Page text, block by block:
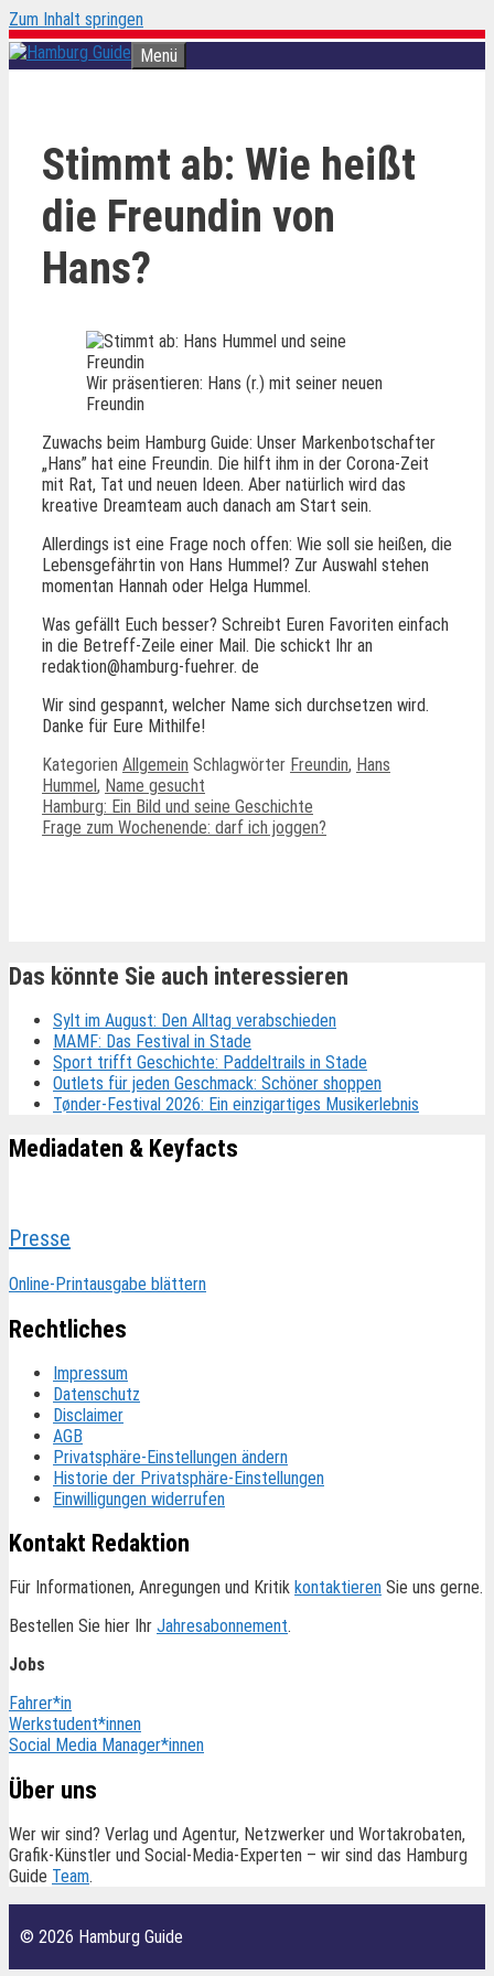
Zum Inhalt springen
Menü
Stimmt ab: Wie heißt
die Freundin von
Hans?
Wir präsentieren: Hans (r.) mit seiner neuen
Freundin
Zuwachs beim Hamburg Guide: Unser Markenbotschafter
„Hans” hat eine Freundin. Die hilft ihm in der Corona-Zeit
mit Rat, Tat und neuen Ideen. Aber natürlich wird das
kreative Dreamteam auch danach am Start sein.
Allerdings ist eine Frage noch offen: Wie soll sie heißen, die
Lebensgefährtin von Hans Hummel? Zur Auswahl stehen
momentan Hannah oder Helga Hummel.
Was gefällt Euch besser? Schreibt Euren Favoriten einfach
in die Betreff-Zeile einer Mail. Die schickt Ihr an
redaktion@hamburg-fuehrer. de
Wir sind gespannt, welcher Name sich durchsetzen wird.
Danke für Eure Mithilfe!
Kategorien Allgemein Schlagwörter Freundin, Hans
Hummel , Name gesucht
Hamburg: Ein Bild und seine Geschichte
Frage zum Wochenende: darf ich joggen?
Das könnte Sie auch interessieren
Sylt im August: Den Alltag verabschieden
MAMF: Das Festival in Stade
Sport trifft Geschichte: Paddeltrails in Stade
Outlets für jeden Geschmack: Schöner shoppen
Tønder-Festival 2026: Ein einzigartiges Musikerlebnis
Mediadaten & Keyfacts
Presse
Online-Printausgabe blättern
Rechtliches
Impressum
Datenschutz
Disclaimer
AGB
Privatsphäre-Einstellungen ändern
Historie der Privatsphäre-Einstellungen
Einwilligungen widerrufen
Kontakt Redaktion
Für Informationen, Anregungen und Kritik kontaktieren Sie uns gerne.
Bestellen Sie hier Ihr Jahresabonnement.
Jobs
Fahrer*in
Werkstudent*innen
Social Media Manager*innen
Über uns
Wer wir sind? Verlag und Agentur, Netzwerker und Wortakrobaten,
Grafik-Künstler und Social-Media-Experten – wir sind das Hamburg
Guide Team.
© 2026 Hamburg Guide